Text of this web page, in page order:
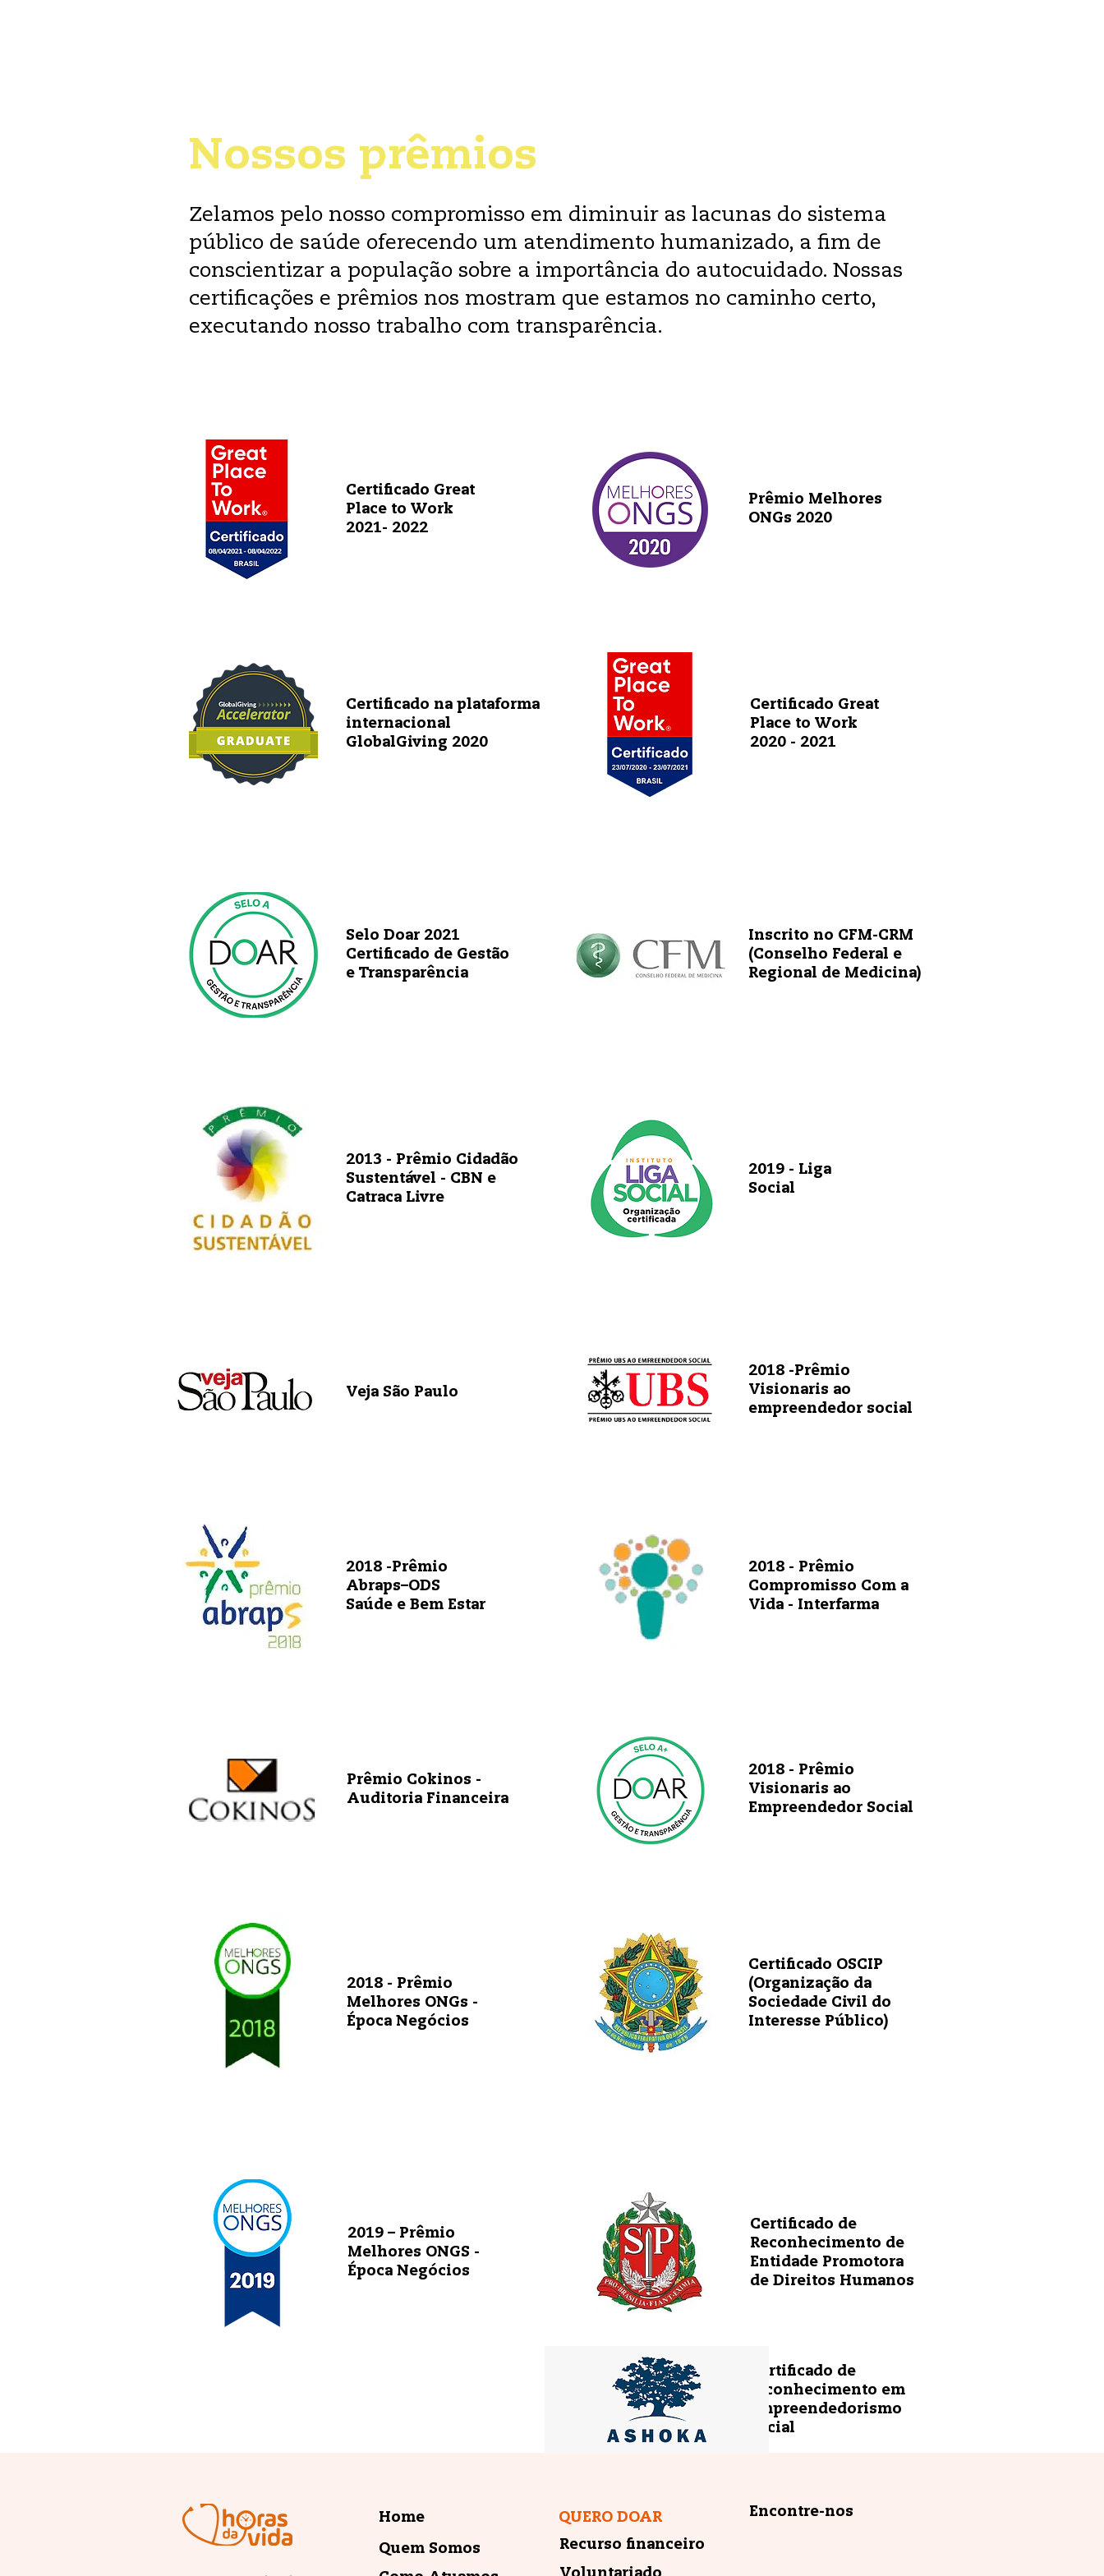
Nossos prêmios
Zelamos pelo nosso compromisso em diminuir as lacunas do sistema
público de saúde oferecendo um atendimento humanizado, a fim de
conscientizar a população sobre a importância do autocuidado. Nossas
certificações e prêmios nos mostram que estamos no caminho certo,
executando nosso trabalho com transparência.
Certificado Great
Place to Work
2021- 2022
Prêmio Melhores
ONGs 2020
Certificado na plataforma
internacional
GlobalGiving 2020
Certificado Great
Place to Work
2020 - 2021
Selo Doar 2021
Certificado de Gestão
e Transparência
Inscrito no CFM-CRM
(Conselho Federal e
Regional de Medicina)
2013 - Prêmio Cidadão
Sustentável - CBN e
Catraca Livre
2019 - Liga
Social
Veja São Paulo
2018 -Prêmio
Visionaris ao
empreendedor social
2018 -Prêmio
Abraps–ODS
Saúde e Bem Estar
2018 - Prêmio
Compromisso Com a
Vida - Interfarma
Prêmio Cokinos -
Auditoria Financeira
2018 - Prêmio
Visionaris ao
Empreendedor Social
2018 - Prêmio
Melhores ONGs -
Época Negócios
Certificado OSCIP
(Organização da
Sociedade Civil do
Interesse Público)
2019 – Prêmio
Melhores ONGS -
Época Negócios
Certificado de
Reconhecimento de
Entidade Promotora
de Direitos Humanos
Certificado de
reconhecimento em
empreendedorismo
social
Home
Quem Somos
QUERO DOAR
Recurso financeiro
Encontre-nos